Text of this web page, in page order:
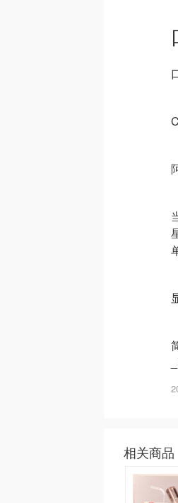
相关商品